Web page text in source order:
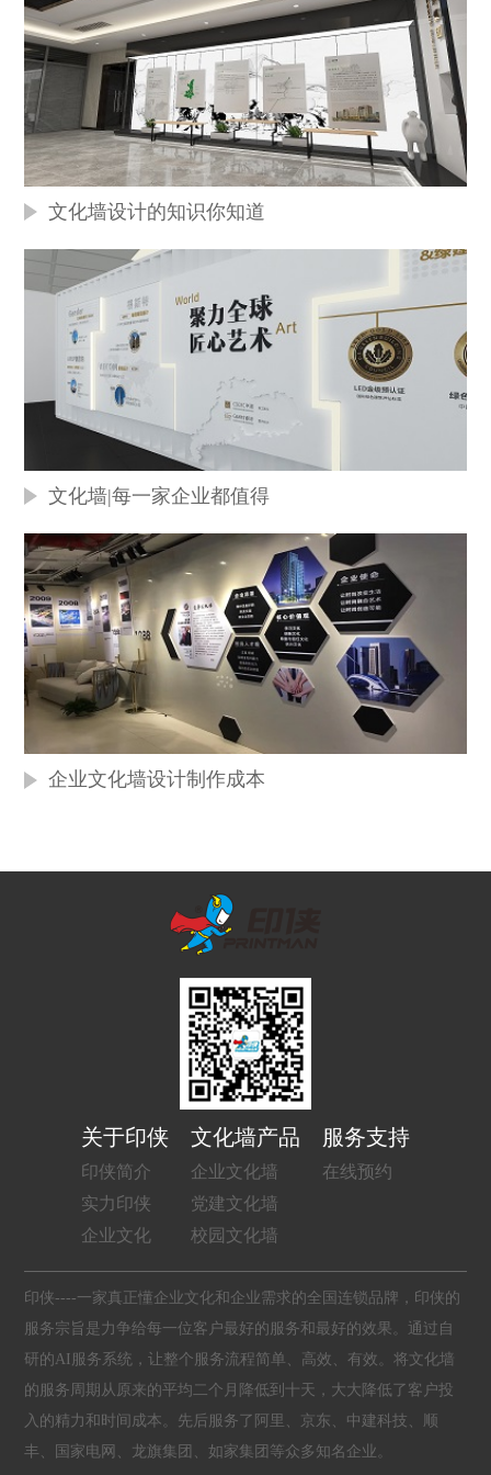
文化墙设计的知识你知道
文化墙|每一家企业都值得
企业文化墙设计制作成本
关于印侠
印侠简介
实力印侠
企业文化
文化墙产品
企业文化墙
党建文化墙
校园文化墙
服务支持
在线预约
印侠----一家真正懂企业文化和企业需求的全国连锁品牌，印侠的
服务宗旨是力争给每一位客户最好的服务和最好的效果。通过自
研的AI服务系统，让整个服务流程简单、高效、有效。将文化墙
的服务周期从原来的平均二个月降低到十天，大大降低了客户投
入的精力和时间成本。先后服务了阿里、京东、中建科技、顺
丰、国家电网、龙旗集团、如家集团等众多知名企业。